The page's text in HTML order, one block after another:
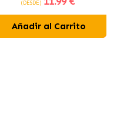
(DESDE)
Añadir al Carrito